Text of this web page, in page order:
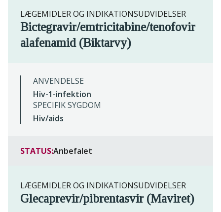
LÆGEMIDLER OG INDIKATIONSUDVIDELSER
Bictegravir/emtricitabine/tenofovir
alafenamid (Biktarvy)
ANVENDELSE
Hiv-1-infektion
SPECIFIK SYGDOM
Hiv/aids
STATUS:Anbefalet
LÆGEMIDLER OG INDIKATIONSUDVIDELSER
Glecaprevir/pibrentasvir (Maviret)